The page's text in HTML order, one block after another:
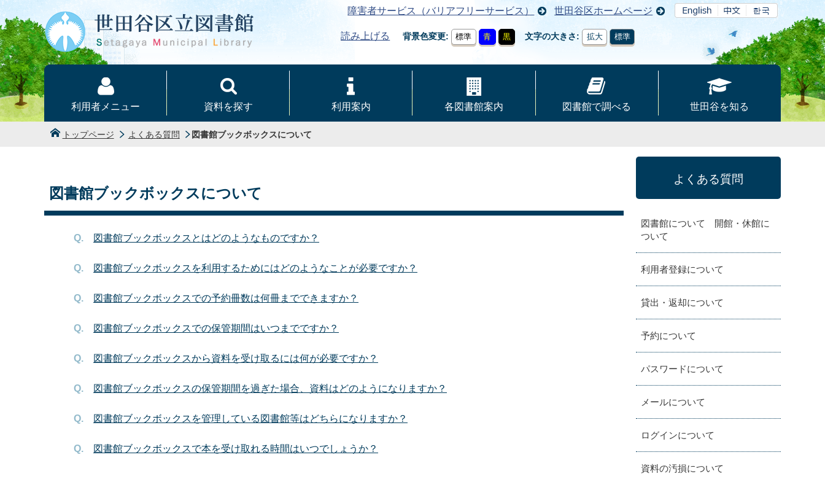
本文へ
障害者サービス（バリアフリーサービス） 世田谷区ホームページ
読み上げる 背景色変更 標準 青 黒 文字の大きさ 拡大 標準
利用者メニュー 資料を探す 利用案内 各図書館案内 図書館で調べる 世田谷を知る
トップページ よくある質問 図書館ブックボックスについて
図書館ブックボックスについて
図書館ブックボックスとはどのようなものですか？
図書館ブックボックスを利用するためにはどのようなことが必要ですか？
図書館ブックボックスでの予約冊数は何冊までできますか？
図書館ブックボックスでの保管期間はいつまでですか？
図書館ブックボックスから資料を受け取るには何が必要ですか？
図書館ブックボックスの保管期間を過ぎた場合、資料はどのようになりますか？
図書館ブックボックスを管理している図書館等はどちらになりますか？
図書館ブックボックスで本を受け取れる時間はいつでしょうか？
よくある質問
図書館について 開館・休館に
ついて
利用者登録について
貸出・返却について
予約について
パスワードについて
メールについて
ログインについて
資料の汚損について